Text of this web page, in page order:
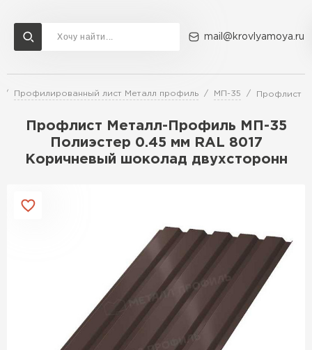
mail@krovlyamoya.ru
Профилированный лист Металл профиль МП-35 Профлист
Профлист Металл-Профиль МП-35
Полиэстер 0.45 мм RAL 8017
Коричневый шоколад двухсторонн
Сервисы расчета
Расчет штакетника для забора
Расчет водостока
Расчет софитов для кровли
Расчет кровли из профнастила
Расчет кровли из металлочерепицы
Доставка Контакты
ПЕРЕЙТИ